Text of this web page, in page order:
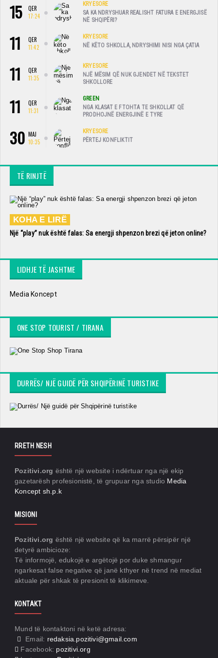
15
QER
17:24
KRYESORE
SA KA NDRYSHUAR REALISHT FATURA E ENERGJISË
NË SHQIPËRI?
11
QER
11:42
KRYESORE
NË KËTO SHKOLLA, NDRYSHIMI NISI NGA ÇATIA
11
QER
11:35
KRYESORE
NJË MËSIM QË NUK GJENDET NË TEKSTET
SHKOLLORE
11
QER
11:31
GREEN
NGA KLASAT E FTOHTA TE SHKOLLAT QË
PRODHOJNË ENERGJINË E TYRE
30 MAJ
10:35
KRYESORE
PËRTEJ KONFLIKTIT
TË RINJTË
KOHA E LIRË
Një “play” nuk është falas: Sa energji shpenzon brezi që jeton online?
LIDHJE TË JASHTME
Media Koncept
ONE STOP TOURIST / TIRANA
DURRËS/ NJË GUIDË PËR SHQIPËRINË TURISTIKE
RRETH NESH
Pozitivi.org është një website i ndërtuar nga një ekip
gazetarësh profesionistë, të grupuar nga studio Media
Koncept sh.p.k
MISIONI
Pozitivi.org është një website që ka marrë përsipër një
detyrë ambicioze:
Të informojë, edukojë e argëtojë por duke shmangur
ngarkesat false negative që janë kthyer në trend në mediat
aktuale për shkak të presionit të klikimeve.
KONTAKT
Mund të kontaktoni në ketë adresa:
Email: redaksia.pozitivi@gmail.com
Facebook: pozitivi.org